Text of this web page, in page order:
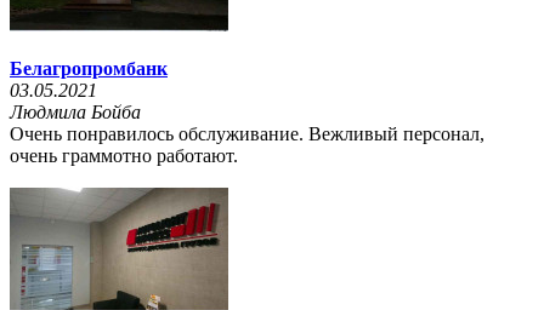
Белагропромбанк
03.05.2021
Людмила Бойба
Очень понравилось обслуживание. Вежливый персонал,
очень граммотно работают.